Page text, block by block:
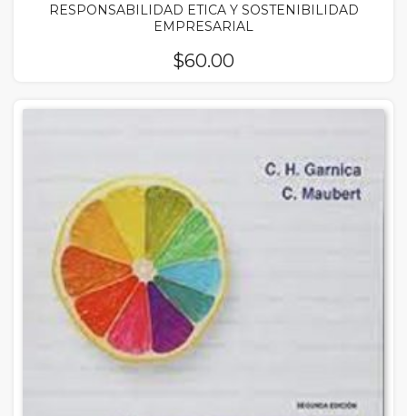
RESPONSABILIDAD ETICA Y SOSTENIBILIDAD
EMPRESARIAL
$60.00